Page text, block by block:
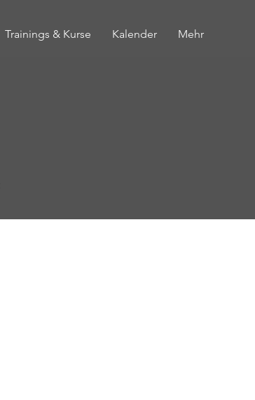
Trainings & Kurse Kalender Mehr